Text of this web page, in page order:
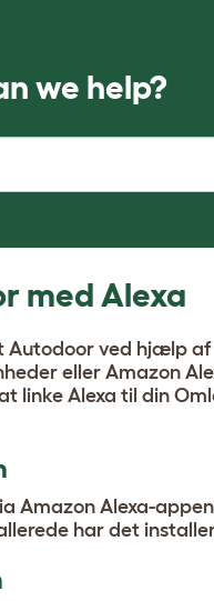
we help?
med Alexa
Autodoor ved hjælp af
eller Amazon
linke Alexa til din
Amazon Alexa-
har det